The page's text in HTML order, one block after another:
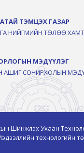
ТЭМЦЭХ ГАЗАР
НИЙГМИЙН ТӨЛӨӨ
ОРЛОГЫН МЭДҮҮЛЭГ
АШИГ СОНИРХОЛЫН
Шинжлэх Ухаан
технологийн